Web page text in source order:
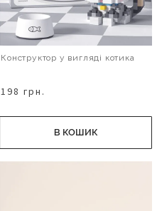
Конструктор у вигляді котика
198 грн.
В КОШИК